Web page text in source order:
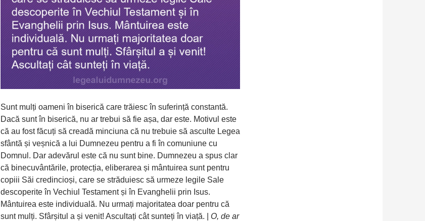
Sunt mulți oameni în biserică care trăiesc în suferință constantă.
Dacă sunt în biserică, nu ar trebui să fie așa, dar este. Motivul este
că au fost făcuți să creadă minciuna că nu trebuie să asculte Legea
sfântă și veșnică a lui Dumnezeu pentru a fi în comuniune cu
Domnul. Dar adevărul este că nu sunt bine. Dumnezeu a spus clar
că binecuvântările, protecția, eliberarea și mântuirea sunt pentru
copiii Săi credincioși, care se străduiesc să urmeze legile Sale
descoperite în Vechiul Testament și în Evanghelii prin Isus.
Mântuirea este individuală. Nu urmați majoritatea doar pentru că
sunt mulți. Sfârșitul a și venit! Ascultați cât sunteți în viață. | O, de ar